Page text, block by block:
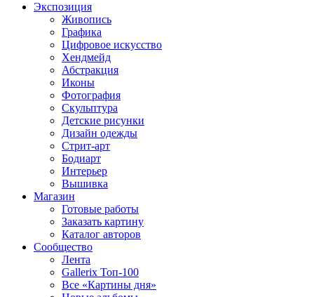
Экспозиция
Живопись
Графика
Цифровое искусство
Хендмейд
Абстракция
Иконы
Фотография
Скульптура
Детские рисунки
Дизайн одежды
Стрит-арт
Бодиарт
Интерьер
Вышивка
Магазин
Готовые работы
Заказать картину
Каталог авторов
Сообщество
Лента
Gallerix Топ-100
Все «Картины дня»